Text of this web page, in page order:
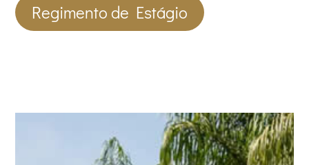
Regimento de Estágio